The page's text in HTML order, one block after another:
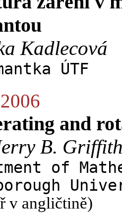
Kadlecová
ÚTF
and
B.
of
v angličtině)